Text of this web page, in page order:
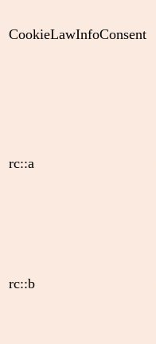
CookieLawInfoConsent
rc::a
rc::b